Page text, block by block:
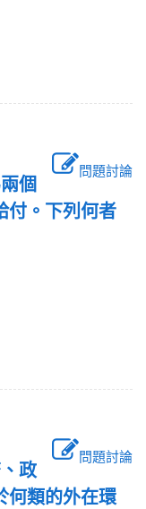
問題討論
個
付。下列何者
問題討論
政
何類的外在環